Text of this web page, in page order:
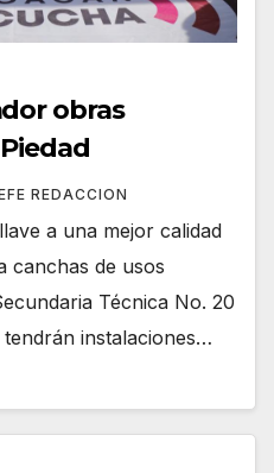
obras
REDACCION
a una mejor calidad
canchas de usos
Técnica No. 20
instalaciones…